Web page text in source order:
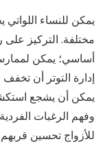
يمكن للنساء
مختلفة. التركيز على
أساسي؛ يمكن
إدارة التوتر أن تخفف
يمكن أن يشجع
وفهم الرغبات
للأزواج تحسين